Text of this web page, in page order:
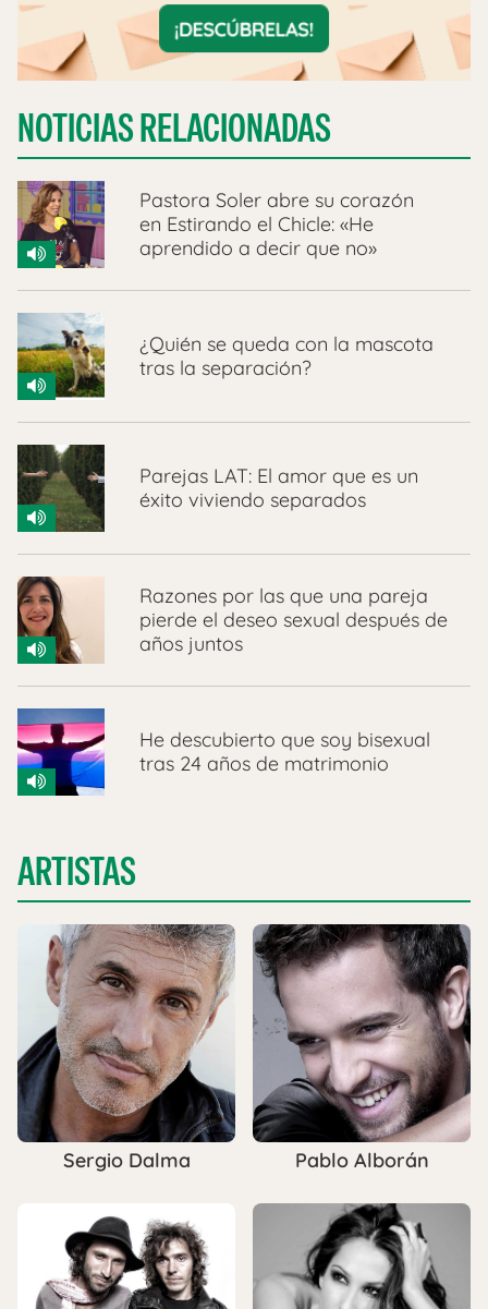
NOTICIAS RELACIONADAS
Pastora Soler abre su corazón
en Estirando el Chicle: «He
aprendido a decir que no»
¿Quién se queda con la mascota
tras la separación?
Parejas LAT: El amor que es un
éxito viviendo separados
Razones por las que una pareja
pierde el deseo sexual después de
años juntos
He descubierto que soy bisexual
tras 24 años de matrimonio
ARTISTAS
Sergio Dalma Pablo Alborán